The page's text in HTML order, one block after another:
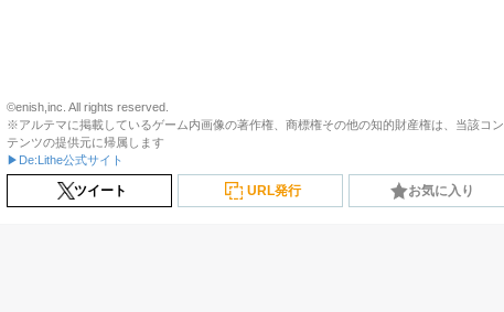
©enish,inc. All rights reserved.
※アルテマに掲載しているゲーム内画像の著作権、商標権その他の知的財産権は、当該コン
テンツの提供元に帰属します
▶De:Lithe公式サイト
ツイート URL発行 お気に入り